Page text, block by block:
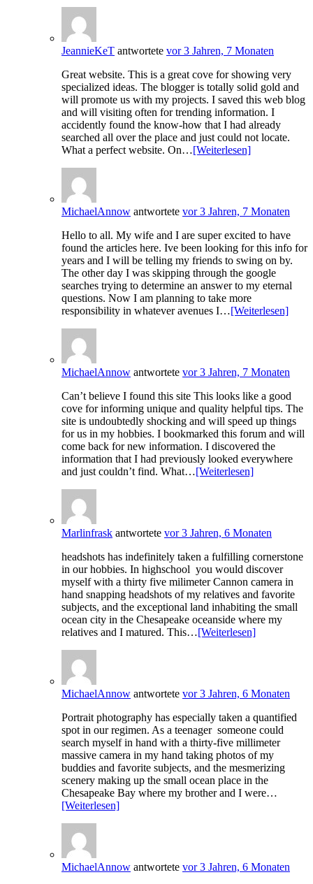
JeannieKeT antwortete vor 3 Jahren, 7 Monaten
Great website. This is a great cove for showing very
specialized ideas. The blogger is totally solid gold and
will promote us with my projects. I saved this web blog
and will visiting often for trending information. I
accidently found the know-how that I had already
searched all over the place and just could not locate.
What a perfect website. On…[Weiterlesen]
MichaelAnnow antwortete vor 3 Jahren, 7 Monaten
Hello to all. My wife and I are super excited to have
found the articles here. Ive been looking for this info for
years and I will be telling my friends to swing on by.
The other day I was skipping through the google
searches trying to determine an answer to my eternal
questions. Now I am planning to take more
responsibility in whatever avenues I…[Weiterlesen]
MichaelAnnow antwortete vor 3 Jahren, 7 Monaten
Can’t believe I found this site This looks like a good
cove for informing unique and quality helpful tips. The
site is undoubtedly shocking and will speed up things
for us in my hobbies. I bookmarked this forum and will
come back for new information. I discovered the
information that I had previously looked everywhere
and just couldn’t find. What…[Weiterlesen]
Marlinfrask antwortete vor 3 Jahren, 6 Monaten
headshots has indefinitely taken a fulfilling cornerstone
in our hobbies. In highschool you would discover
myself with a thirty five milimeter Cannon camera in
hand snapping headshots of my relatives and favorite
subjects, and the exceptional land inhabiting the small
ocean city in the Chesapeake oceanside where my
relatives and I matured. This…[Weiterlesen]
MichaelAnnow antwortete vor 3 Jahren, 6 Monaten
Portrait photography has especially taken a quantified
spot in our regimen. As a teenager someone could
search myself in hand with a thirty-five millimeter
massive camera in my hand taking photos of my
buddies and favorite subjects, and the mesmerizing
scenery making up the small ocean place in the
Chesapeake Bay where my brother and I were…
[Weiterlesen]
MichaelAnnow antwortete vor 3 Jahren, 6 Monaten